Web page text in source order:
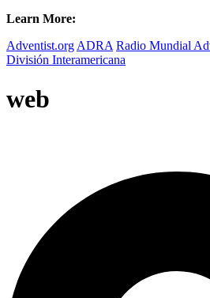
Learn More:
Adventist.org ADRA Radio Mundial
División Interamericana
web